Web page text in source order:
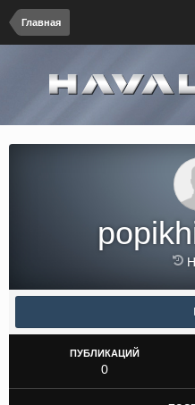
Главная
ПУБЛИКАЦИЙ
0